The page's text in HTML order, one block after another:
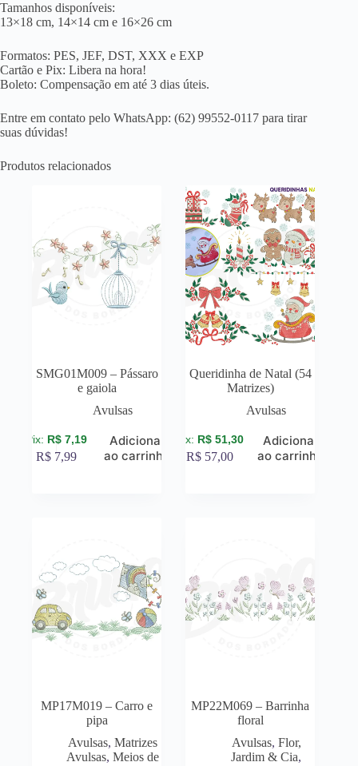
Tamanhos disponíveis:
13×18 cm, 14×14 cm e 16×26 cm
Formatos: PES, JEF, DST, XXX e EXP
Cartão e Pix: Libera na hora!
Boleto: Compensação em até 3 dias úteis.
Entre em contato pelo WhatsApp: (62) 99552-0117 para tirar
suas dúvidas!
Produtos relacionados
SMG01M009 – Pássaro
e gaiola
Avulsas
R$ 7,19
R$ 7,99
Adicionar
ao carrinho
Queridinha de Natal (54
Matrizes)
Avulsas
R$ 51,30
R$ 57,00
Adicionar
ao carrinho
MP17M019 – Carro e
pipa
Avulsas,Matrizes
Avulsas,Meios de
MP22M069 – Barrinha
floral
Avulsas, Flor,
Jardim & Cia,